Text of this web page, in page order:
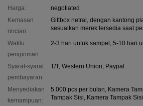
Harga:
negotiated
Kemasan
rincian:
Giftbox netral, dengan kantong
sesuaikan merek tersedia saat
Waktu
pengiriman:
2-3 hari untuk sampel, 5-10 hari
Syarat-syarat
pembayaran:
T/T, Western Union, Paypal
Menyediakan
kemampuan:
5.000 pcs per bulan, Kamera
Tampak Sisi, Kamera Tampak